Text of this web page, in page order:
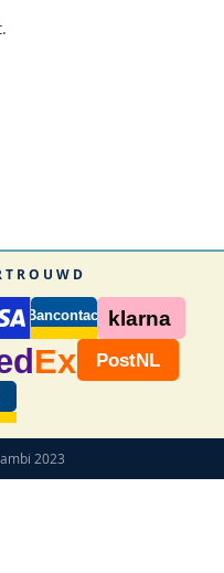
Bancontact klarna
Ex PostNL
2023